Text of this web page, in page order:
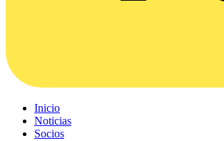
Inicio
Noticias
Socios